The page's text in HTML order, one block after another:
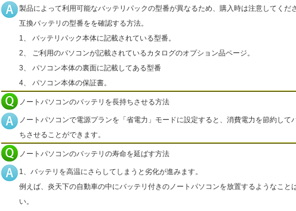
製品によって利用可能なバッテリパックの型番が異なるため、購入時は注意してくださ
互換バッテリの型番をを確認する方法。
1、 バッテリパック本体に記載されている型番。
2、 ご利用のパソコンが記載されているカタログのオプション品ページ。
3、 パソコン本体の裏面に記載してある型番
4、 パソコン本体の保証書。
ノートパソコンのバッテリを長持ちさせる方法
ノートパソコンで電源プランを「省電力」モードに設定すると、消費電力を節約して
ちさせることができます。
ノートパソコンのバッテリの寿命を延ばす方法
1、バッテリを高温にさらしてしまうと劣化が進みます。
例えば、炎天下の自動車の中にバッテリ付きのノートパソコンを放置するようなこと
い。